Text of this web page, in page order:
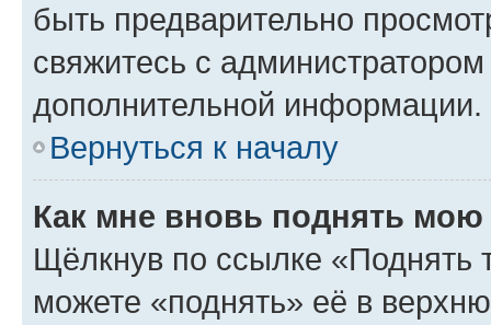
быть предварительно
свяжитесь с
дополнительной информации.
Вернуться к началу
Как мне вновь поднять мою
Щёлкнув по ссылке «Поднять
можете «поднять» её в